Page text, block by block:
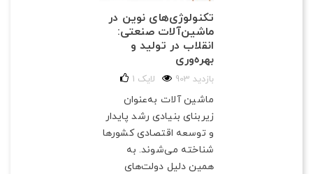
تکنولوژی‌های نوین در
ماشین‌آلات صنعتی:
انقلاب در تولید و
بهره‌وری
903 بازدید 1 لایک
ماشین آلات به‌عنوان
زیربنای بنیادی رشد پایدار
و توسعه اقتصادی کشورها
شناخته می‌شوند. به
همین دلیل دولت‌های